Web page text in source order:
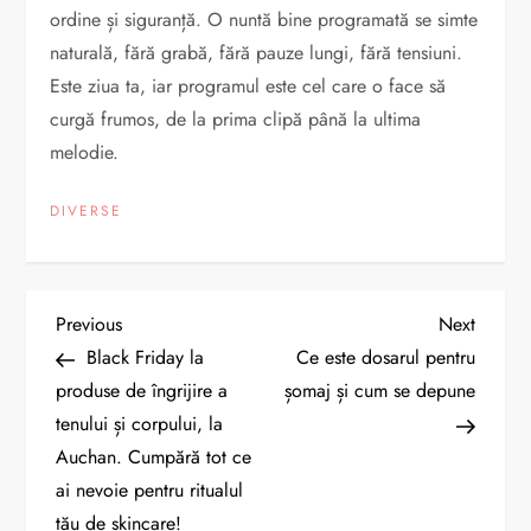
ordine și siguranță. O nuntă bine programată se simte
naturală, fără grabă, fără pauze lungi, fără tensiuni.
Este ziua ta, iar programul este cel care o face să
curgă frumos, de la prima clipă până la ultima
melodie.
DIVERSE
N
a
v
i
Previous
Post
Previous
Black Friday la
produse de îngrijire a
tenului și corpului, la
Auchan. Cumpără tot ce
ai nevoie pentru ritualul
tău de skincare!
Next
Post
Next
Ce este dosarul pentru
șomaj și cum se depune